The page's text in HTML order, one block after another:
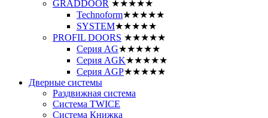
GRADDOOR ★★★★★
Technoform★★★★★
SYSTEM★★★★★
PROFIL DOORS ★★★★★
Серия AG★★★★★
Серия AGK★★★★★
Серия AGP★★★★★
Дверные системы
Раздвижная система
Система TWICE
Система Книжка